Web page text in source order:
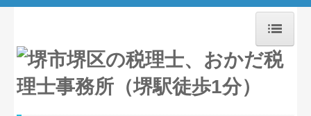
ホーム
お知らせ